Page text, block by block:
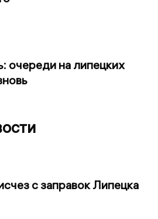
очереди на липецких
с заправок Липецка